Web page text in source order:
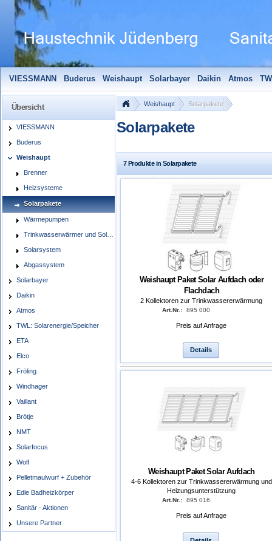
VIESSMANN Buderus Weishaupt Solarbayer Daikin Atmos
Solarfocus
Wolf Pelletmaulwurf + Zubehör Edle Badheizkörper
Übersicht
VIESSMANN
Buderus
Weishaupt
Brenner
Heizsysteme
Solarpakete
Wärmepumpen
Trinkwasserwärmer und Solarspeicher
Solarsystem
Abgassystem
Solarbayer
Daikin
Atmos
TWL: Solarenergie/Speicher
ETA
Elco
Fröling
Windhager
Vaillant
Brötje
NMT
Solarfocus
Wolf
Pelletmaulwurf + Zubehör
Edle Badheizkörper
Sanitär - Aktionen
Unsere Partner
Weishaupt Solarpakete
Solarpakete
7 Produkte in Solarpakete
Weishaupt Paket Solar Aufdach oder
Flachdach
2 Kollektoren zur Trinkwassererwärmung
Art.Nr.: 895 000
Preis auf Anfrage
Details
Weishaupt Paket Solar Aufdach
4-6 Kollektoren zur Trinkwassererwärmung und
Heizungsunterstützung
Art.Nr.: 895 016
Preis auf Anfrage